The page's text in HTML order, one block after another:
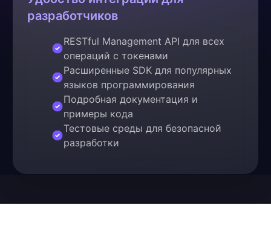
разработчиков
RESTful Management API для всех
операций с токенами
Расширенные SDK для популярных
языков программирования
Подробная документация и
примеры кода
Тестовые среды для безопасной
разработки